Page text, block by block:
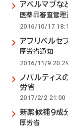
アベルマブな
医薬品審査管理
2016/10/17
アフリベルセ
厚労省通知
2016/11/9
ノバルティス
労省
2017/2/2 21:00
新薬候補9成
厚労省